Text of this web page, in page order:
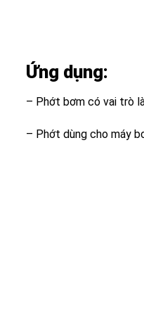
Ứng dụng:
– Phớt bơm có vai trò
– Phớt dùng cho máy